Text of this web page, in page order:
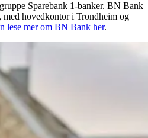
Sparebank 1-banker. BN Bank
med hovedkontor i Trondheim og
lese mer om BN Bank her.